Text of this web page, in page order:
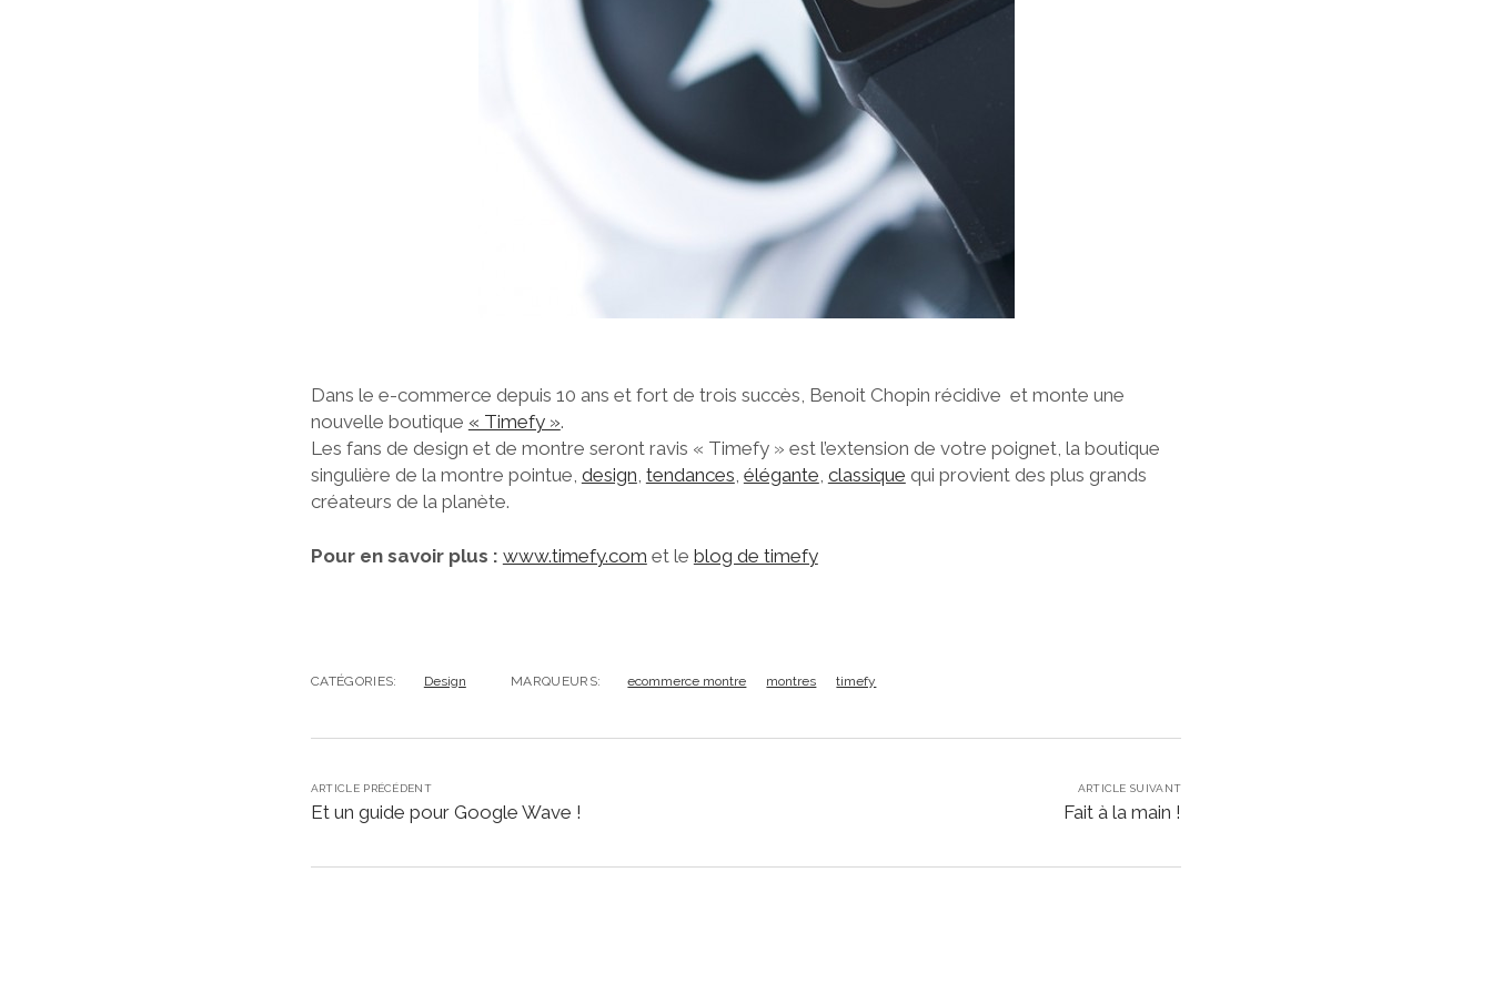
Dans le e-commerce depuis 10 ans et fort de trois succès, Benoit Chopin récidive et monte une
nouvelle boutique « Timefy ».
Les fans de design et de montre seront ravis « Timefy » est l’extension de votre poignet, la boutique
singulière de la montre pointue, design tendances élégante classique qui provient des plus grands
créateurs de la planète.
Pour en savoir plus : www.timefy.com et le blog de timefy
CATÉGORIES: Design MARQUEURS: ecommerce montre montres timefy
ARTICLE PRÉCÉDENT
Et un guide pour Google Wave !
ARTICLE SUIVANT
Fait à la main !